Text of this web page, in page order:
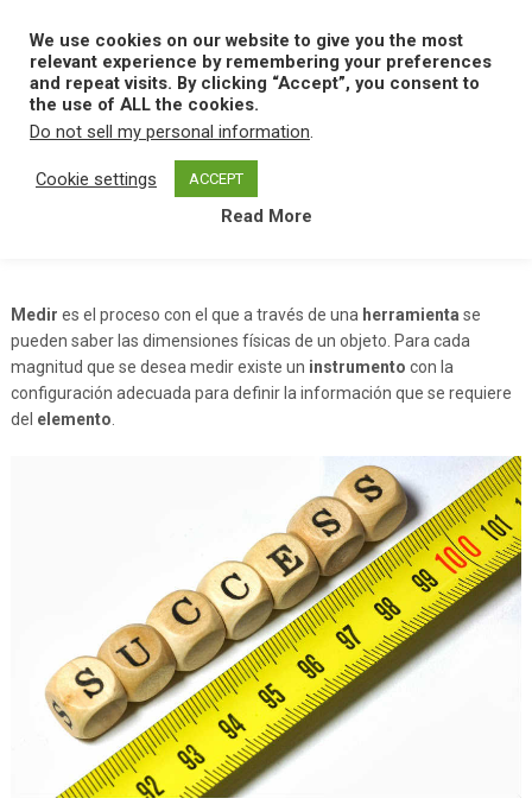
content
MENU
Home M Medir
Medir es el proceso con el que a través de una herramienta se
pueden saber las dimensiones físicas de un objeto. Para cada
magnitud que se desea medir existe un instrumento con la
configuración adecuada para definir la información que se requiere
del elemento
We use cookies on our website to give you the most
relevant experience by remembering your preferences
and repeat visits. By clicking “Accept”, you consent to
the use of ALL the cookies.
Do not sell my personal information.
Cookie settings ACCEPT
Read More